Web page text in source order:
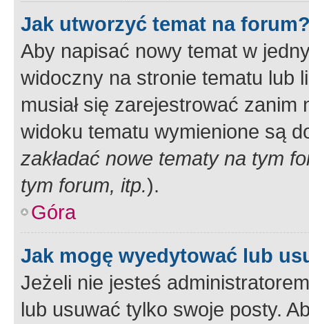
Jak utworzyć temat na
Aby napisać nowy temat w
widoczny na stronie tematu lub
musiał się zarejestrować
widoku tematu wymienione są
zakładać nowe tematy na tym
tym forum, itp.).
Góra
Jak mogę wyedytować lub
Jeżeli nie jesteś
lub usuwać tylko swoje posty.